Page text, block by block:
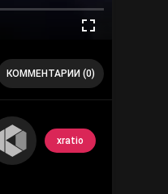
КОММЕНТАРИИ (0)
xratio